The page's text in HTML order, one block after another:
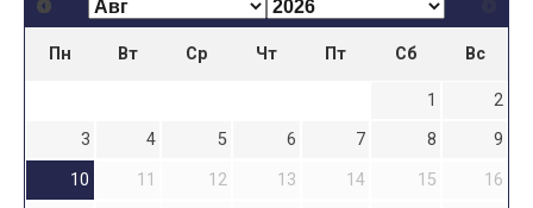
Пн Вт Ср Чт Пт Сб Вс
1
2
3
4 5 6 7 8
9
10
11 12 13 14 15
16